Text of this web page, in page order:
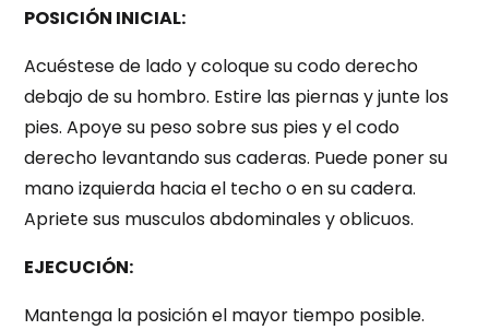
POSICIÓN INICIAL:
Acuéstese de lado y coloque su codo derecho
debajo de su hombro. Estire las piernas y junte los
pies. Apoye su peso sobre sus pies y el codo
derecho levantando sus caderas. Puede poner su
mano izquierda hacia el techo o en su cadera.
Apriete sus musculos abdominales y oblicuos.
EJECUCIÓN:
Mantenga la posición el mayor tiempo posible.